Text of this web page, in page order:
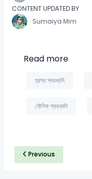
CONTENT UPDATED BY
Sumaiya Mim
Read more
হ্রস্ব স্বরধ্বনি
যৌগিক স্বরধ্বনি
Previous